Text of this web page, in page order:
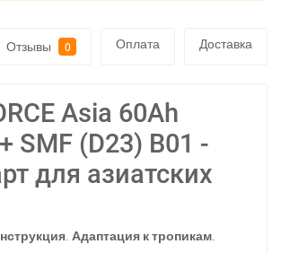
Отзывы 0 Оплата Доставка
Asia 60Ah
SMF (D23) B01 -
для азиатских
. Адаптация к тропикам.